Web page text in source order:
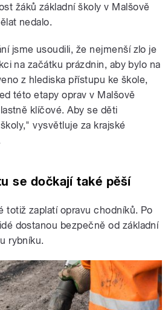
žáků základní školy v Malšově
nedalo.
jsme usoudili, že nejmenší zlo je
na začátku prázdnin, aby bylo na
z hlediska přístupu ke škole,
této etapy oprav v Malšově
klíčové. Aby se děti
vysvětluje za krajské
se dočkají také pěší
totiž zaplatí opravu chodníků. Po
dostanou bezpečně od základní
rybníku.